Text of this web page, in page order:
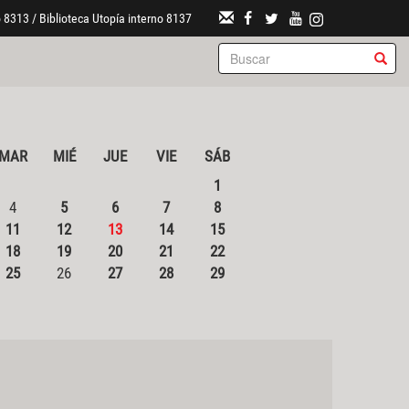
/ Biblioteca Utopía interno 8137
MIÉ JUE VIE
SÁB
1
4
5 6 7
8
11
12 13 14
15
18
19 20 21
22
25
26 27 28 29